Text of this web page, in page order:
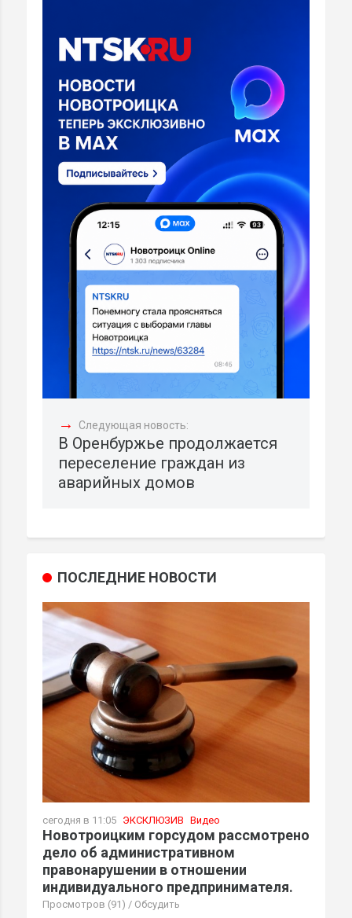
→ Следующая новость:
В Оренбуржье продолжается
переселение граждан из
аварийных домов
ПОСЛЕДНИЕ НОВОСТИ
сегодня в 11:05 ЭКСКЛЮЗИВ Видео
Новотроицким горсудом рассмотрено
дело об административном
правонарушении в отношении
индивидуального предпринимателя.
Просмотров (91) / Обсудить